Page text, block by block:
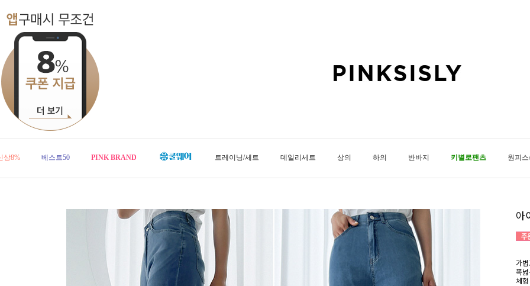
상8% 베스트50 PINK BRAND 트레이닝/세트 데일리세트 상의 하의 반바지 키별로팬츠 원피
아
가
폭
체